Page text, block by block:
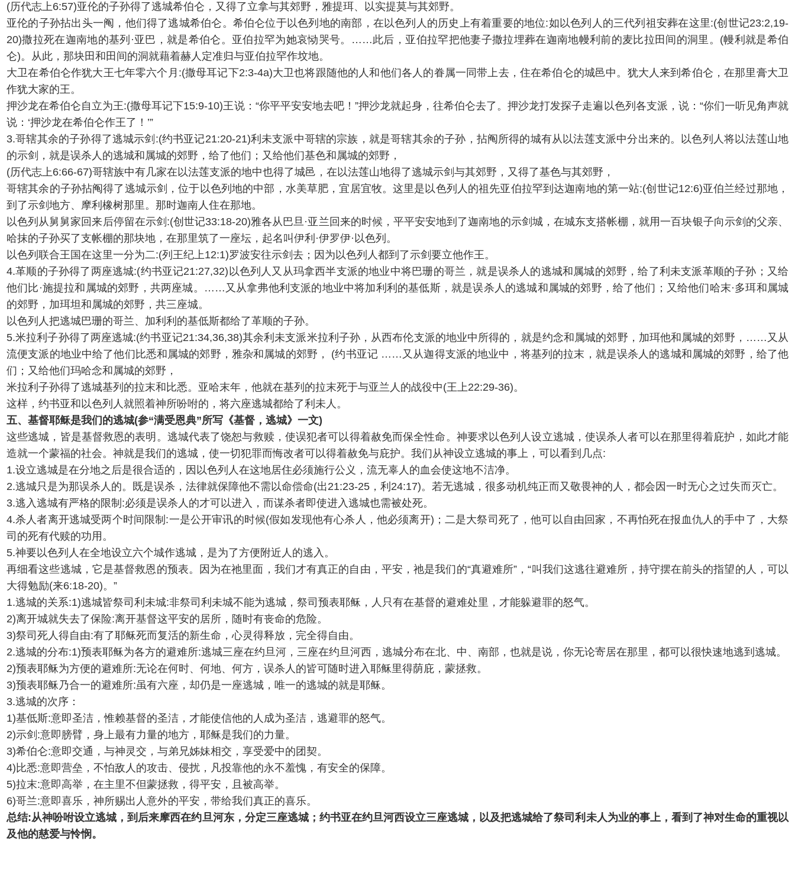
(历代志上6:57)亚伦的子孙得了逃城希伯仑，又得了立拿与其郊野，雅提珥、以实提莫与其郊野。
亚伦的子孙拈出头一阄，他们得了逃城希伯仑。希伯仑位于以色列地的南部，在以色列人的历史上有着重要的地位:如以色列人的三代列祖安葬在这里:(创世记23:2,19-
20)撒拉死在迦南地的基列·亚巴，就是希伯仑。亚伯拉罕为她哀恸哭号。……此后，亚伯拉罕把他妻子撒拉埋葬在迦南地幔利前的麦比拉田间的洞里。(幔利就是希伯
仑)。从此，那块田和田间的洞就藉着赫人定准归与亚伯拉罕作坟地。
大卫在希伯仑作犹大王七年零六个月:(撒母耳记下2:3-4a)大卫也将跟随他的人和他们各人的眷属一同带上去，住在希伯仑的城邑中。犹大人来到希伯仑，在那里膏大卫
作犹大家的王。
押沙龙在希伯仑自立为王:(撒母耳记下15:9-10)王说：“你平平安安地去吧！”押沙龙就起身，往希伯仑去了。押沙龙打发探子走遍以色列各支派，说：“你们一听见角声就
说：‘押沙龙在希伯仑作王了！’”
3.哥辖其余的子孙得了逃城示剑:(约书亚记21:20-21)利未支派中哥辖的宗族，就是哥辖其余的子孙，拈阄所得的城有从以法莲支派中分出来的。以色列人将以法莲山地
的示剑，就是误杀人的逃城和属城的郊野，给了他们；又给他们基色和属城的郊野，
(历代志上6:66-67)哥辖族中有几家在以法莲支派的地中也得了城邑，在以法莲山地得了逃城示剑与其郊野，又得了基色与其郊野，
哥辖其余的子孙拈阄得了逃城示剑，位于以色列地的中部，水美草肥，宜居宜牧。这里是以色列人的祖先亚伯拉罕到达迦南地的第一站:(创世记12:6)亚伯兰经过那地，
到了示剑地方、摩利橡树那里。那时迦南人住在那地。
以色列从舅舅家回来后停留在示剑:(创世记33:18-20)雅各从巴旦·亚兰回来的时候，平平安安地到了迦南地的示剑城，在城东支搭帐棚，就用一百块银子向示剑的父亲、
哈抹的子孙买了支帐棚的那块地，在那里筑了一座坛，起名叫伊利·伊罗伊·以色列。
以色列联合王国在这里一分为二:(列王纪上12:1)罗波安往示剑去；因为以色列人都到了示剑要立他作王。
4.革顺的子孙得了两座逃城:(约书亚记21:27,32)以色列人又从玛拿西半支派的地业中将巴珊的哥兰，就是误杀人的逃城和属城的郊野，给了利未支派革顺的子孙；又给
他们比·施提拉和属城的郊野，共两座城。……又从拿弗他利支派的地业中将加利利的基低斯，就是误杀人的逃城和属城的郊野，给了他们；又给他们哈末·多珥和属城
的郊野，加珥坦和属城的郊野，共三座城。
以色列人把逃城巴珊的哥兰、加利利的基低斯都给了革顺的子孙。
5.米拉利子孙得了两座逃城:(约书亚记21:34,36,38)其余利未支派米拉利子孙，从西布伦支派的地业中所得的，就是约念和属城的郊野，加珥他和属城的郊野，……又从
流便支派的地业中给了他们比悉和属城的郊野，雅杂和属城的郊野， (约书亚记 ……又从迦得支派的地业中，将基列的拉末，就是误杀人的逃城和属城的郊野，给了他
们；又给他们玛哈念和属城的郊野，
米拉利子孙得了逃城基列的拉末和比悉。亚哈末年，他就在基列的拉末死于与亚兰人的战役中(王上22:29-36)。
这样，约书亚和以色列人就照着神所吩咐的，将六座逃城都给了利未人。
五、基督耶稣是我们的逃城(参“满受恩典”所写《基督，逃城》一文)
这些逃城，皆是基督救恩的表明。逃城代表了饶恕与救赎，使误犯者可以得着赦免而保全性命。神要求以色列人设立逃城，使误杀人者可以在那里得着庇护，如此才能
造就一个蒙福的社会。神就是我们的逃城，使一切犯罪而悔改者可以得着赦免与庇护。我们从神设立逃城的事上，可以看到几点:
1.设立逃城是在分地之后是很合适的，因以色列人在这地居住必须施行公义，流无辜人的血会使这地不洁净。
2.逃城只是为那误杀人的。既是误杀，法律就保障他不需以命偿命(出21:23-25，利24:17)。若无逃城，很多动机纯正而又敬畏神的人，都会因一时无心之过失而灭亡。
3.逃入逃城有严格的限制:必须是误杀人的才可以进入，而谋杀者即使进入逃城也需被处死。
4.杀人者离开逃城受两个时间限制:一是公开审讯的时候(假如发现他有心杀人，他必须离开)；二是大祭司死了，他可以自由回家，不再怕死在报血仇人的手中了，大祭
司的死有代赎的功用。
5.神要以色列人在全地设立六个城作逃城，是为了方便附近人的逃入。
再细看这些逃城，它是基督救恩的预表。因为在祂里面，我们才有真正的自由，平安，祂是我们的“真避难所”，“叫我们这逃往避难所，持守摆在前头的指望的人，可以
大得勉励(来6:18-20)。”
1.逃城的关系:1)逃城皆祭司利未城:非祭司利未城不能为逃城，祭司预表耶稣，人只有在基督的避难处里，才能躲避罪的怒气。
2)离开城就失去了保险:离开基督这平安的居所，随时有丧命的危险。
3)祭司死人得自由:有了耶稣死而复活的新生命，心灵得释放，完全得自由。
2.逃城的分布:1)预表耶稣为各方的避难所:逃城三座在约旦河，三座在约旦河西，逃城分布在北、中、南部，也就是说，你无论寄居在那里，都可以很快速地逃到逃城。
2)预表耶稣为方便的避难所:无论在何时、何地、何方，误杀人的皆可随时进入耶稣里得荫庇，蒙拯救。
3)预表耶稣乃合一的避难所:虽有六座，却仍是一座逃城，唯一的逃城的就是耶稣。
3.逃城的次序：
1)基低斯:意即圣洁，惟赖基督的圣洁，才能使信他的人成为圣洁，逃避罪的怒气。
2)示剑:意即膀臂，身上最有力量的地方，耶稣是我们的力量。
3)希伯仑:意即交通，与神灵交，与弟兄姊妹相交，享受爱中的团契。
4)比悉:意即营垒，不怕敌人的攻击、侵扰，凡投靠他的永不羞愧，有安全的保障。
5)拉末:意即高举，在主里不但蒙拯救，得平安，且被高举。
6)哥兰:意即喜乐，神所赐出人意外的平安，带给我们真正的喜乐。
总结:从神吩咐设立逃城，到后来摩西在约旦河东，分定三座逃城；约书亚在约旦河西设立三座逃城，以及把逃城给了祭司利未人为业的事上，看到了神对生命的重视以
及他的慈爱与怜悯。